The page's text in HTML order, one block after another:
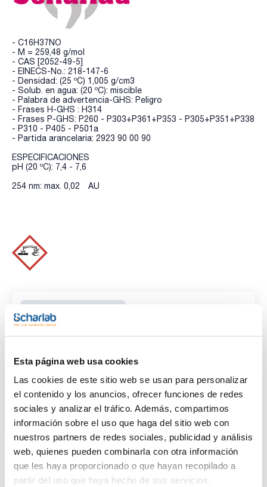
Esta página web usa cookies
Las cookies de este sitio web se usan para personalizar
el contenido y los anuncios, ofrecer funciones de redes
sociales y analizar el tráfico. Además, compartimos
información sobre el uso que haga del sitio web con
nuestros partners de redes sociales, publicidad y análisis
web, quienes pueden combinarla con otra información
que les haya proporcionado o que hayan recopilado a
partir del uso que haya hecho de sus servicios.
- C16H37NO
- M = 259,48 g/mol
- CAS [2052-49-5]
- EINECS-No.: 218-147-6
- Densidad: (25 ºC) 1,005 g/cm3
- Solub. en agua: (20 ºC): miscible
- Palabra de advertencia-GHS: Peligro
- Frases H-GHS : H314
- Frases P-GHS: P260 - P303+P361+P353 - P305+P351+P338
- P310 - P405 - P501a
- Partida arancelaria: 2923 90 00 90
ESPECIFICACIONES
pH (20 ºC): 7,4 - 7,6
254 nm: max. 0,02 AU
Limpiar filtros
Características
Capacidad
(1)